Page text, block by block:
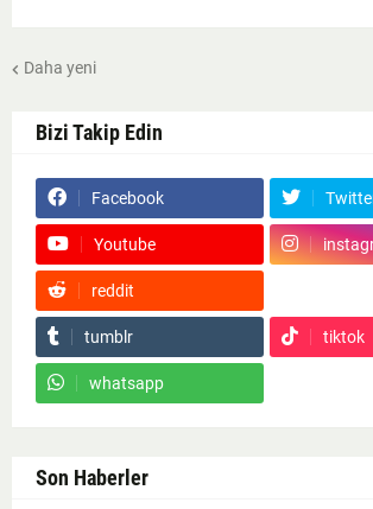
Daha yeni
Bizi Takip Edin
Facebook
Youtube
reddit
tumblr tiktok
whatsapp
Son Haberler